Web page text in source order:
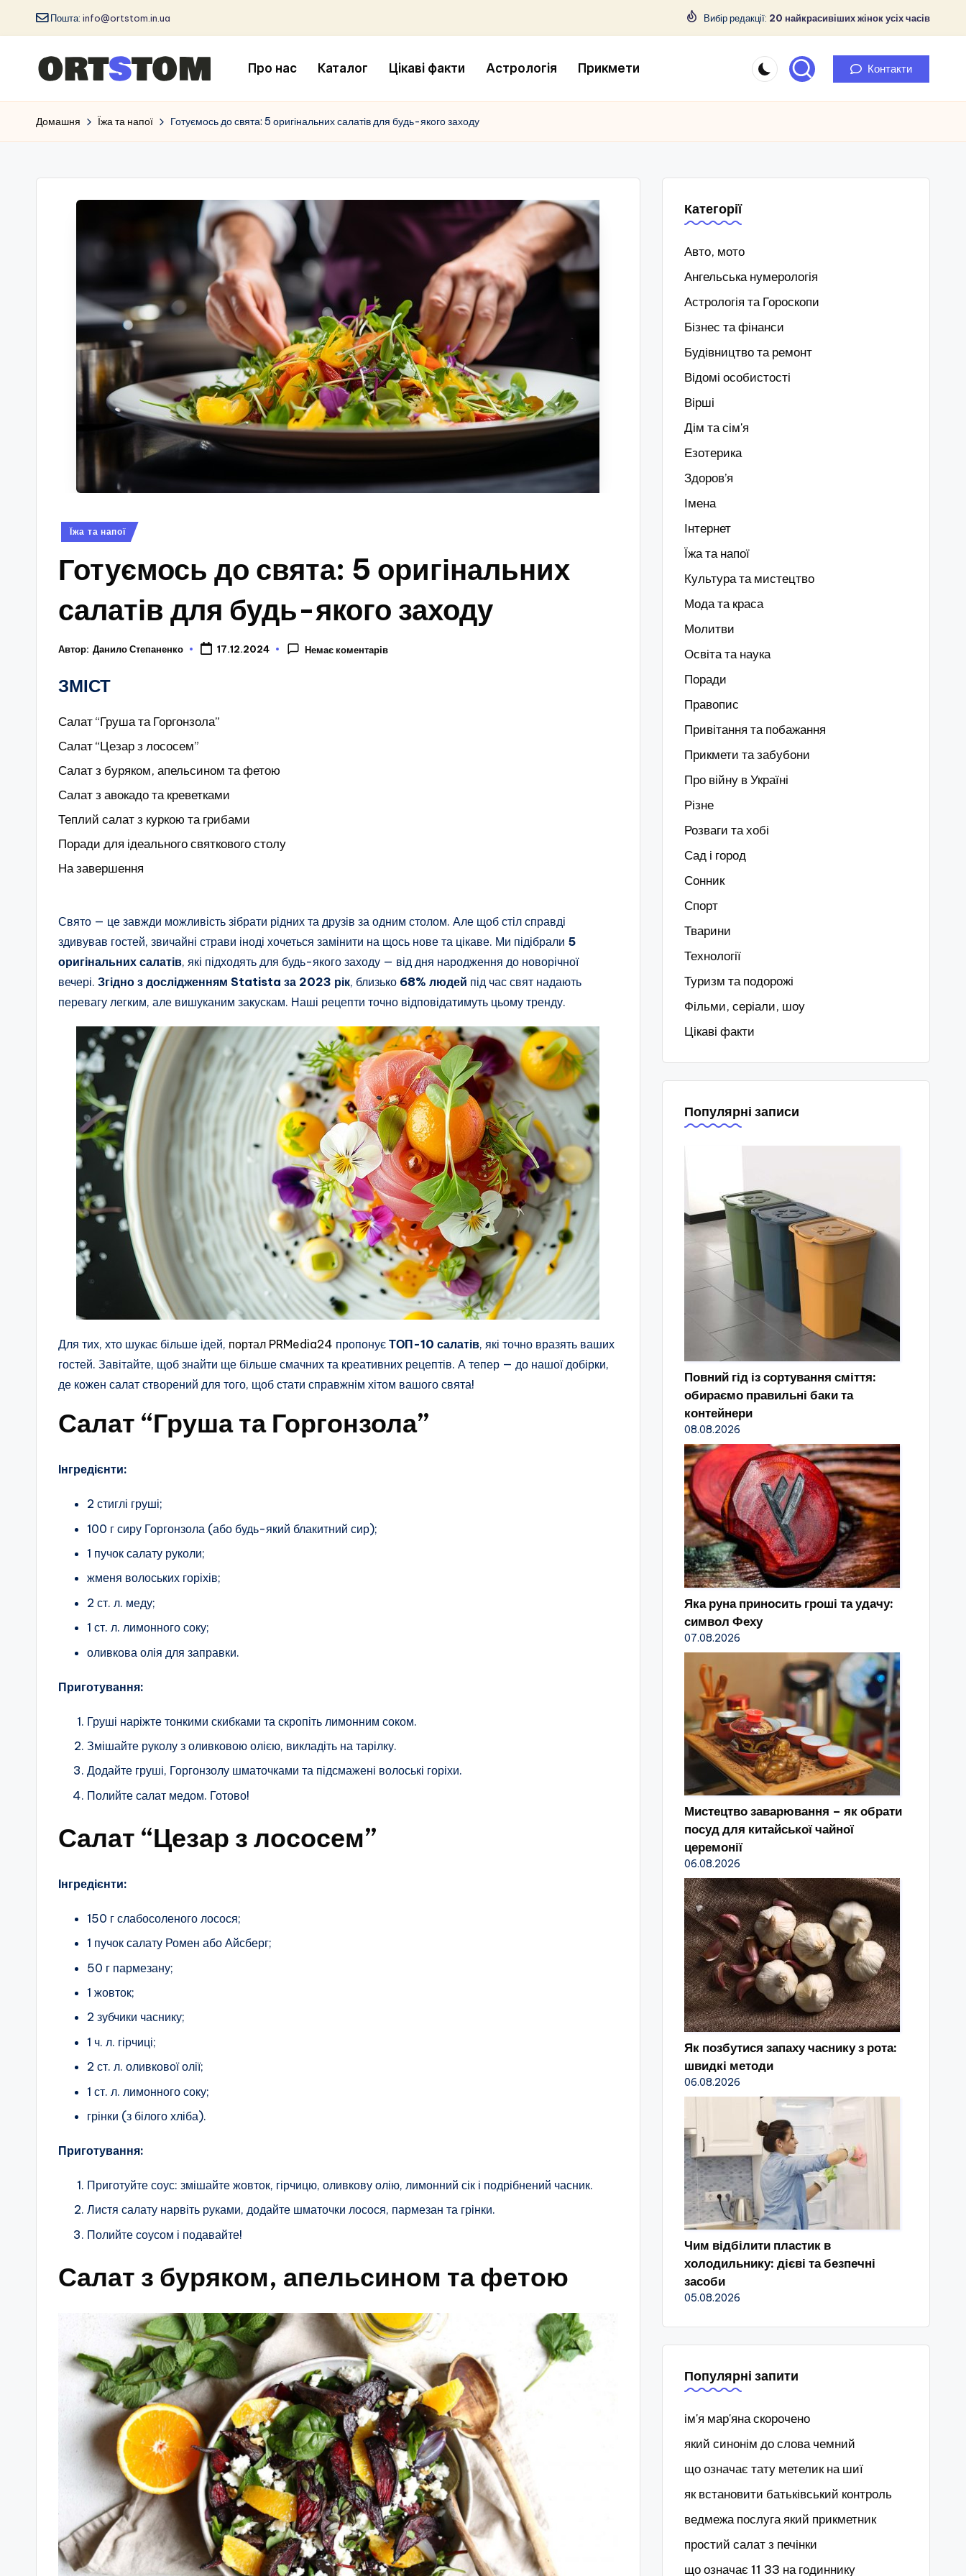
Пошта: info@ortstom.in.ua Вибір редакції: 20 найкрасивіших жінок усіх часів
Про нас Каталог Цікаві факти Астрологія Прикмети Контакти
Домашня Їжа та напої Готуємось до свята: 5 оригінальних салатів для будь-якого заходу
Опубліковано
Їжа та напої
Готуємось до свята: 5 оригінальних
салатів для будь-якого заходу
Автор: Данило Степаненко 17.12.2024 Немає коментарів
ЗМІСТ
Салат “Груша та Горгонзола”
Салат “Цезар з лососем”
Салат з буряком, апельсином та фетою
Салат з авокадо та креветками
Теплий салат з куркою та грибами
Поради для ідеального святкового столу
На завершення
Свято — це завжди можливість зібрати рідних та друзів за одним столом. Але щоб стіл справді
здивував гостей, звичайні страви іноді хочеться замінити на щось нове та цікаве. Ми підібрали 5
оригінальних салатів, які підходять для будь-якого заходу — від дня народження до новорічної
вечері. Згідно з дослідженням Statista за 2023 рік, близько 68% людей під час свят надають
перевагу легким, але вишуканим закускам. Наші рецепти точно відповідатимуть цьому тренду.
Для тих, хто шукає більше ідей, портал PRMedia24 пропонує ТОП-10 салатів, які точно вразять ваших
гостей. Завітайте, щоб знайти ще більше смачних та креативних рецептів. А тепер — до нашої добірки,
де кожен салат створений для того, щоб стати справжнім хітом вашого свята!
Салат “Груша та Горгонзола”
Інгредієнти:
2 стиглі груші;
100 г сиру Горгонзола (або будь-який блакитний сир);
1 пучок салату руколи;
жменя волоських горіхів;
2 ст. л. меду;
1 ст. л. лимонного соку;
оливкова олія для заправки.
Приготування:
Груші наріжте тонкими скибками та скропіть лимонним соком.
Змішайте руколу з оливковою олією, викладіть на тарілку.
Додайте груші, Горгонзолу шматочками та підсмажені волоські горіхи.
Полийте салат медом. Готово!
Салат “Цезар з лососем”
Інгредієнти:
150 г слабосоленого лосося;
1 пучок салату Ромен або Айсберг;
50 г пармезану;
1 жовток;
2 зубчики часнику;
1 ч. л. гірчиці;
2 ст. л. оливкової олії;
1 ст. л. лимонного соку;
грінки (з білого хліба).
Приготування:
Приготуйте соус: змішайте жовток, гірчицю, оливкову олію, лимонний сік і подрібнений часник.
Листя салату нарвіть руками, додайте шматочки лосося, пармезан та грінки.
Полийте соусом і подавайте!
Салат з буряком, апельсином та фетою
Категорії
Авто, мото
Ангельська нумерологія
Астрологія та Гороскопи
Бізнес та фінанси
Будівництво та ремонт
Відомі особистості
Вірші
Дім та сім'я
Езотерика
Здоров’я
Імена
Інтернет
Їжа та напої
Культура та мистецтво
Мода та краса
Молитви
Освіта та наука
Поради
Правопис
Привітання та побажання
Прикмети та забубони
Про війну в Україні
Різне
Розваги та хобі
Сад і город
Сонник
Спорт
Тварини
Технології
Туризм та подорожі
Фільми, серіали, шоу
Цікаві факти
Популярні записи
Повний гід із сортування сміття:
обираємо правильні баки та
контейнери
08.08.2026
Яка руна приносить гроші та удачу:
символ Феху
07.08.2026
Мистецтво заварювання – як обрати
посуд для китайської чайної
церемонії
06.08.2026
Як позбутися запаху часнику з рота:
швидкі методи
06.08.2026
Чим відбілити пластик в
холодильнику: дієві та безпечні
засоби
05.08.2026
Популярні запити
ім'я мар'яна скорочено
який синонім до слова чемний
що означає тату метелик на шиї
як встановити батьківський контроль
ведмежа послуга який прикметник
простий салат з печінки
що означає 11 33 на годиннику